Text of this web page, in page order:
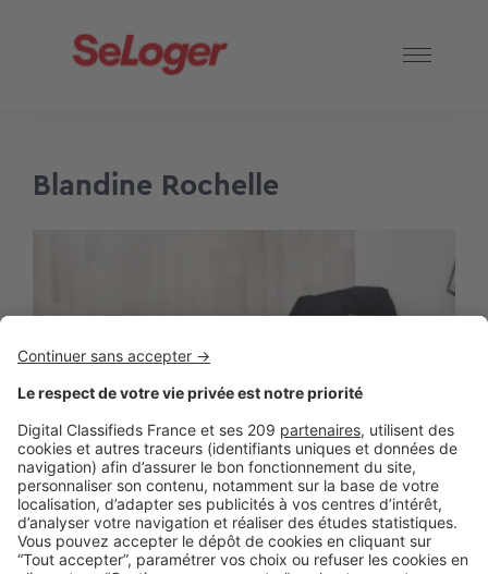
Blandine Rochelle
AU QUOTIDIEN
Comment recruter des talents ?